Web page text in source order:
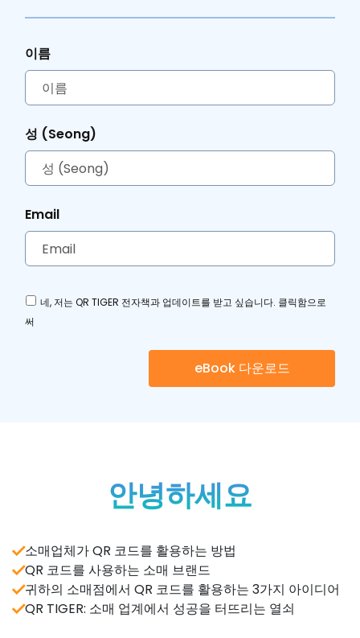
텍스트 QR 코드 생성기
배우다
QR 해독: 2026 QR 코드 산업 인사이트 보고서
블로그
eBooks와 웨비나
앱 및 통합
비디오 튜토리얼과 팟캐스트
QR TIGER 대 다른 QR 코드 생성기
이름
성 (Seong)
Email
네, 저는 QR TIGER 전자책과 업데이트를 받고 싶습니다. 클릭함으로
써
eBook 다운로드
안녕하세요
소매업체가 QR 코드를 활용하는 방법
QR 코드를 사용하는 소매 브랜드
귀하의 소매점에서 QR 코드를 활용하는 3가지 아이디어
QR TIGER: 소매 업계에서 성공을 터뜨리는 열쇠